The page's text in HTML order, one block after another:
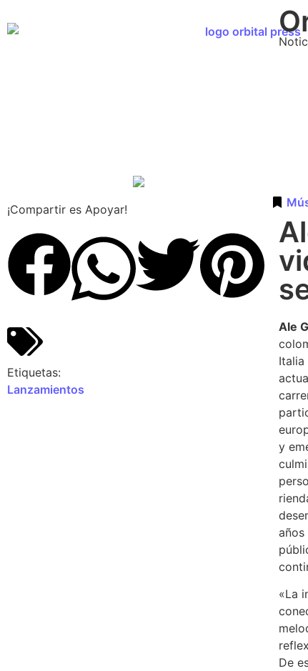
¡Compartir es Apoyar!
Etiquetas:
Lanzamientos
Ale G
y
años
«La
De